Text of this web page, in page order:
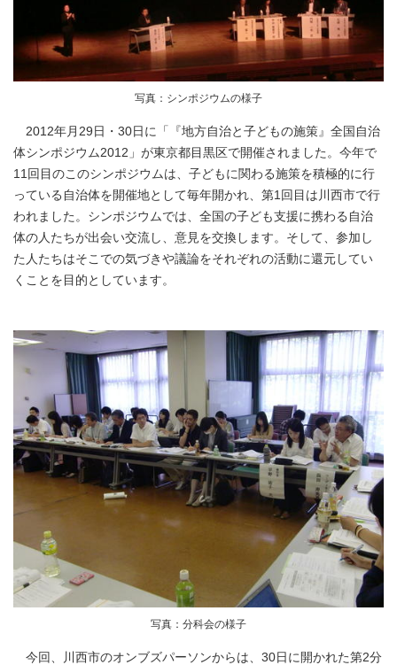
写真：シンポジウムの様子
2012年月29日・30日に「『地方自治と子どもの施策』全国自治
体シンポジウム2012」が東京都目黒区で開催されました。今年で
11回目のこのシンポジウムは、子どもに関わる施策を積極的に行
っている自治体を開催地として毎年開かれ、第1回目は川西市で行
われました。シンポジウムでは、全国の子ども支援に携わる自治
体の人たちが出会い交流し、意見を交換します。そして、参加し
た人たちはそこでの気づきや議論をそれぞれの活動に還元してい
くことを目的としています。
写真：分科会の様子
今回、川西市のオンブズパーソンからは、30日に開かれた第2分